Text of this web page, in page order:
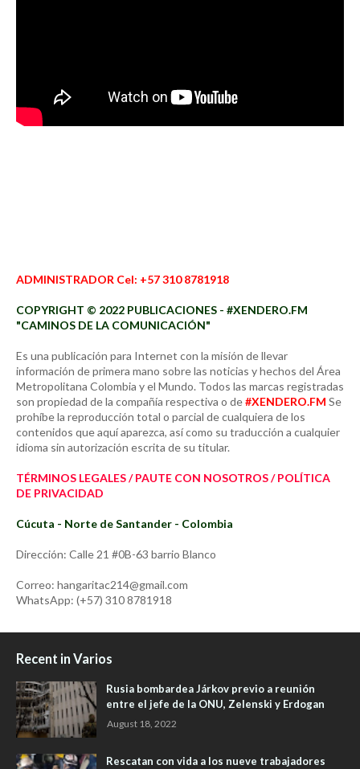
ADMINISTRADOR Cel: +57 310 8781918
COPYRIGHT © 2022 PUBLICACIONES - #XENDERO.FM
"CAMINOS DE LA COMUNICACIÓN"
Es una publicación para Internet con la misión de llevar
información de primera mano sobre las noticias y hechos del Área
Metropolitana Colombia y el Mundo. Todos las marcas registradas
son propiedad de la compañía respectiva o de#XENDERO.FM Se
prohíbe la reproducción total o parcial de cualquiera de los
contenidos que aquí aparezca, así como su traducción a cualquier
idioma sin autorización escrita de su titular.
TÉRMINOS LEGALES / PAUTE CON NOSOTROS / POLÍTICA
DE PRIVACIDAD
Cúcuta - Norte de Santander - Colombia
Dirección: Calle 21 #0B-63 barrio Blanco
Correo: hangaritac214@gmail.com
WhatsApp: (+57) 310 8781918
Recent in Varios
Rusia bombardea Járkov previo a reunión
entre el jefe de la ONU, Zelenski y Erdogan
August 18, 2022
Rescatan con vida a los nueve trabajadores